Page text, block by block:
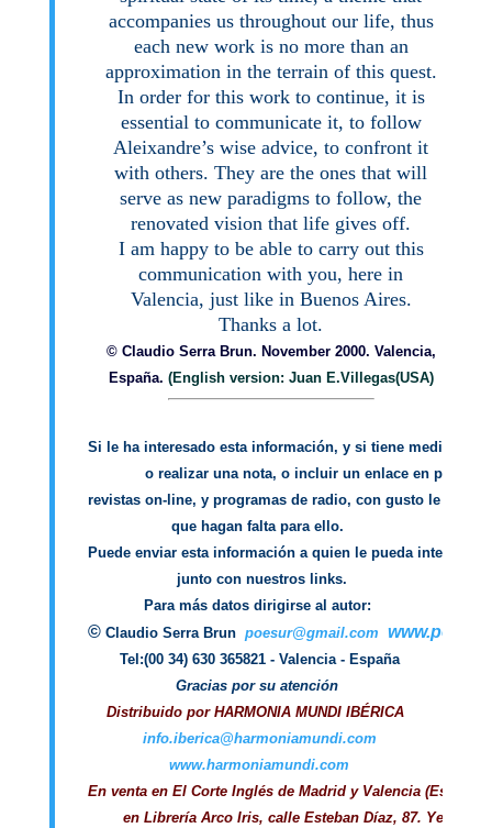
accompanies us throughout our life, thus
each new work is no more than an
approximation in the terrain of this quest.
In order for this work to continue, it is
essential to communicate it, to follow
Aleixandre’s wise advice, to confront it
with others. They are the ones that will
serve as new paradigms to follow, the
renovated vision that life gives off.
I am happy to be able to carry out this
communication with you, here in
Valencia, just like in Buenos Aires.
Thanks a lot.
© Claudio Serra Brun. November 2000. Valencia,
España. (English version: Juan E.Villegas(USA)
Si le ha interesado esta información, y si tiene medios
o realizar una nota, o incluir un enlace en
revistas on-line, y programas de radio, con gusto le
que hagan falta para ello.
Puede enviar esta información a quien le pueda interesar,
junto con nuestros links.
Para más datos dirigirse al autor:
© Claudio Serra Brun poesur@gmail.com
Tel:(00 34) 630 365821 - Valencia - España
Gracias por su atención
Distribuido por HARMONIA MUNDI IBÉRICA
info.iberica@harmoniamundi.com
En venta en El Corte Inglés de Madrid y Valencia (España)